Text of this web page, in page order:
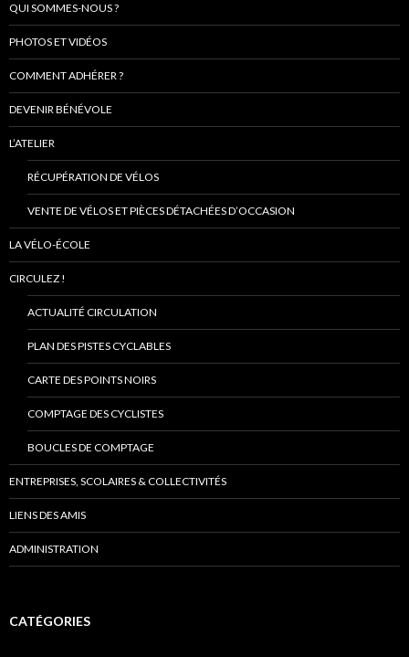
QUI SOMMES-NOUS ?
PHOTOS ET VIDÉOS
COMMENT ADHÉRER ?
DEVENIR BÉNÉVOLE
L’ATELIER
RÉCUPÉRATION DE VÉLOS
VENTE DE VÉLOS ET PIÈCES DÉTACHÉES D’OCCASION
LA VÉLO-ÉCOLE
CIRCULEZ !
ACTUALITÉ CIRCULATION
PLAN DES PISTES CYCLABLES
CARTE DES POINTS NOIRS
COMPTAGE DES CYCLISTES
BOUCLES DE COMPTAGE
ENTREPRISES, SCOLAIRES & COLLECTIVITÉS
LIENS DES AMIS
ADMINISTRATION
CATÉGORIES